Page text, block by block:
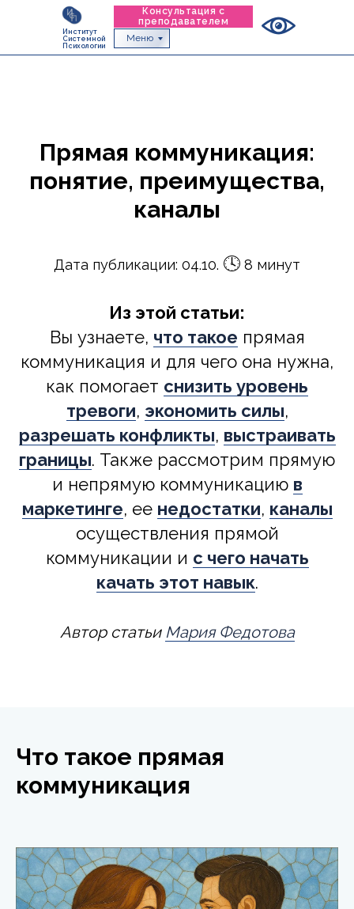
Институт
Системной
Психологии
Консультация с
преподавателем
Меню
Прямая коммуникация:
понятие, преимущества,
каналы
Дата публикации: 04.10. 🕓 8 минут
Из этой статьи:
Вы узнаете, что такое прямая
коммуникация и для чего она нужна,
как помогает снизить уровень
тревоги, экономить силы,
разрешать конфликты, выстраивать
границы. Также рассмотрим прямую
и непрямую коммуникацию в
маркетинге, ее недостатки, каналы
осуществления прямой
коммуникации и с чего начать
качать этот навык.
Автор статьи Мария Федотова
Что такое прямая
коммуникация